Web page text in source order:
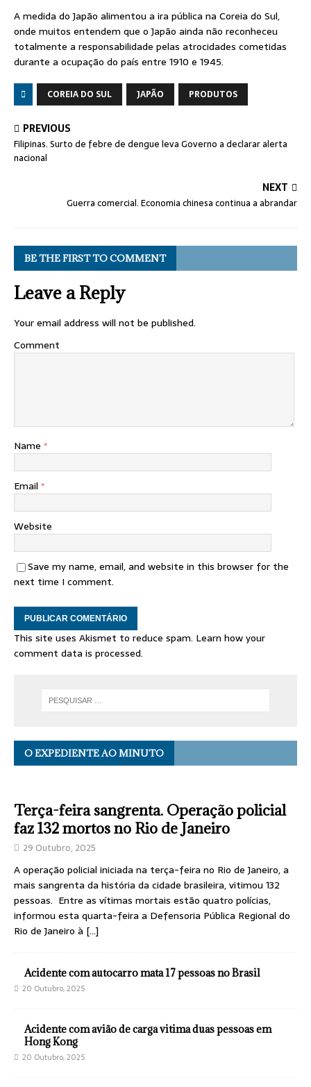
A medida do Japão alimentou a ira pública na Coreia do Sul,
onde muitos entendem que o Japão ainda não reconheceu
totalmente a responsabilidade pelas atrocidades cometidas
durante a ocupação do país entre 1910 e 1945.
COREIA DO SUL JAPÃO PRODUTOS
PREVIOUS
Filipinas. Surto de febre de dengue leva Governo a declarar alerta
nacional
NEXT
Guerra comercial. Economia chinesa continua a abrandar
BE THE FIRST TO COMMENT
Leave a Reply
Your email address will not be published.
Comment
Name *
Email *
Website
Save my name, email, and website in this browser for the
next time I comment.
This site uses Akismet to reduce spam. Learn how your
comment data is processed.
O EXPEDIENTE AO MINUTO
Terça-feira sangrenta. Operação policial
faz 132 mortos no Rio de Janeiro
29 Outubro, 2025
A operação policial iniciada na terça-feira no Rio de Janeiro, a
mais sangrenta da história da cidade brasileira, vitimou 132
pessoas. Entre as vítimas mortais estão quatro polícias,
informou esta quarta-feira a Defensoria Pública Regional do
Rio de Janeiro à […]
Acidente com autocarro mata 17 pessoas no Brasil
20 Outubro, 2025
Acidente com avião de carga vitima duas pessoas em
Hong Kong
20 Outubro, 2025